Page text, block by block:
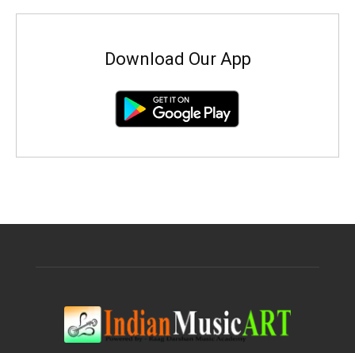
Download Our App